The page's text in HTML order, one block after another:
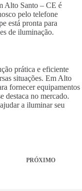
Alto Santo – CE é
pelo telefone
está pronta para
de iluminação.
prática e eficiente
situações. Em Alto
fornecer equipamentos
destaca no mercado.
a iluminar seu
PRÓXIMO